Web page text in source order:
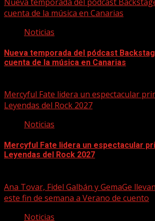
cuenta de la música en Canarias
Noticias
Nueva temporada del pódcast
cuenta de la música en Canarias
Mercyful Fate lidera un espectacular
Leyendas del Rock 2027
Noticias
Mercyful Fate lidera un espectacular
Leyendas del Rock 2027
Ana Tovar, Fidel Galbán y GemaGe
este fin de semana a Verano de cuento
Noticias